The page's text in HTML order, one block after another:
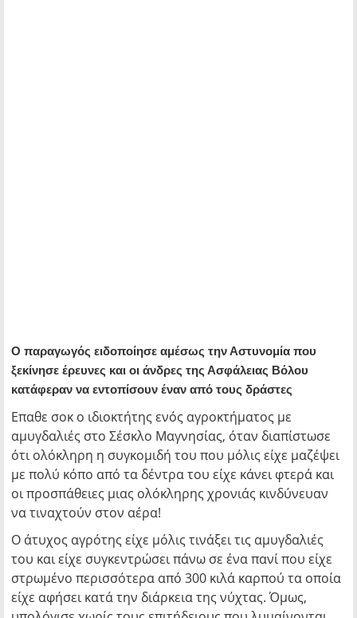
Ο παραγωγός ειδοποίησε αμέσως την Αστυνομία που
ξεκίνησε έρευνες και οι άνδρες της Ασφάλειας Βόλου
κατάφεραν να εντοπίσουν έναν από τους δράστες
Επαθε σοκ ο ιδιοκτήτης ενός αγροκτήματος με
αμυγδαλιές στο Σέσκλο Μαγνησίας, όταν διαπίστωσε
ότι ολόκληρη η συγκομιδή του που μόλις είχε μαζέψει
με πολύ κόπο από τα δέντρα του είχε κάνει φτερά και
οι προσπάθειες μιας ολόκληρης χρονιάς κινδύνευαν
να τιναχτούν στον αέρα!
Ο άτυχος αγρότης είχε μόλις τινάξει τις αμυγδαλιές
του και είχε συγκεντρώσει πάνω σε ένα πανί που είχε
στρωμένο περισσότερα από 300 κιλά καρπού τα οποία
είχε αφήσει κατά την διάρκεια της νύχτας. Όμως,